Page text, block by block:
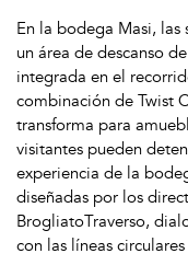
En la bodega Masi, las
un área de descanso
integrada en el
combinación de Twist
transforma para
visitantes pueden
experiencia de la
diseñadas por los
BrogliatoTraverso,
con las líneas